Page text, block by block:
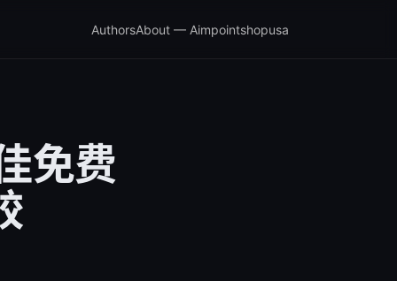
AuthorsAbout — Aimpointshopusa
免费